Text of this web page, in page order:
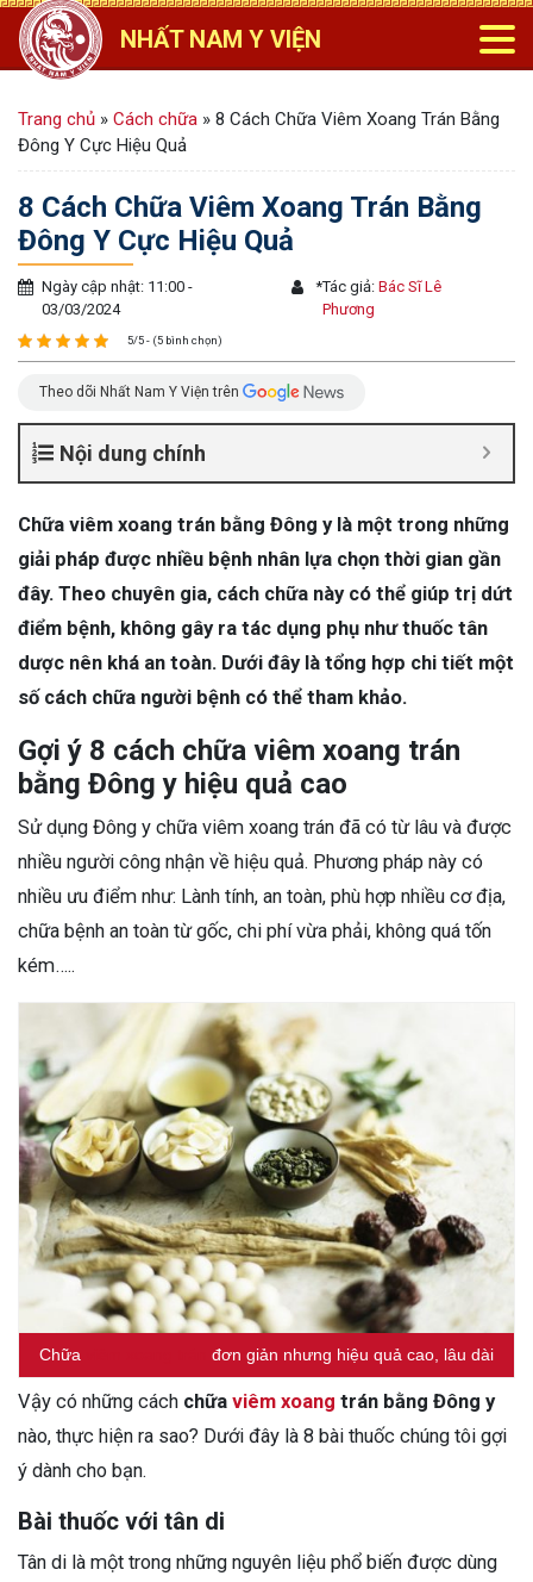
NHẤT NAM Y VIỆN
Trang chủ » Cách chữa » 8 Cách Chữa Viêm Xoang Trán Bằng
Đông Y Cực Hiệu Quả
8 Cách Chữa Viêm Xoang Trán Bằng
Đông Y Cực Hiệu Quả
Ngày cập nhật: 11:00 -
03/03/2024
*Tác giả:Bác Sĩ Lê
Phương
5/5 - (5 bình chọn)
Theo dõi Nhất Nam Y Viện trên
Nội dung chính
Chữa viêm xoang trán bằng Đông y là một trong những
giải pháp được nhiều bệnh nhân lựa chọn thời gian gần
đây. Theo chuyên gia, cách chữa này có thể giúp trị dứt
điểm bệnh, không gây ra tác dụng phụ như thuốc tân
dược nên khá an toàn. Dưới đây là tổng hợp chi tiết một
số cách chữa người bệnh có thể tham khảo.
Gợi ý 8 cách chữa viêm xoang trán
bằng Đông y hiệu quả cao
Sử dụng Đông y chữa viêm xoang trán đã có từ lâu và được
nhiều người công nhận về hiệu quả. Phương pháp này có
nhiều ưu điểm như: Lành tính, an toàn, phù hợp nhiều cơ địa,
chữa bệnh an toàn từ gốc, chi phí vừa phải, không quá tốn
kém…..
Chữa đơn giản nhưng hiệu quả cao, lâu dài
Vậy có những cách chữa viêm xoang trán bằng Đông y
nào, thực hiện ra sao? Dưới đây là 8 bài thuốc chúng tôi gợi
ý dành cho bạn.
Bài thuốc với tân di
Tân di là một trong những nguyên liệu phổ biến được dùng